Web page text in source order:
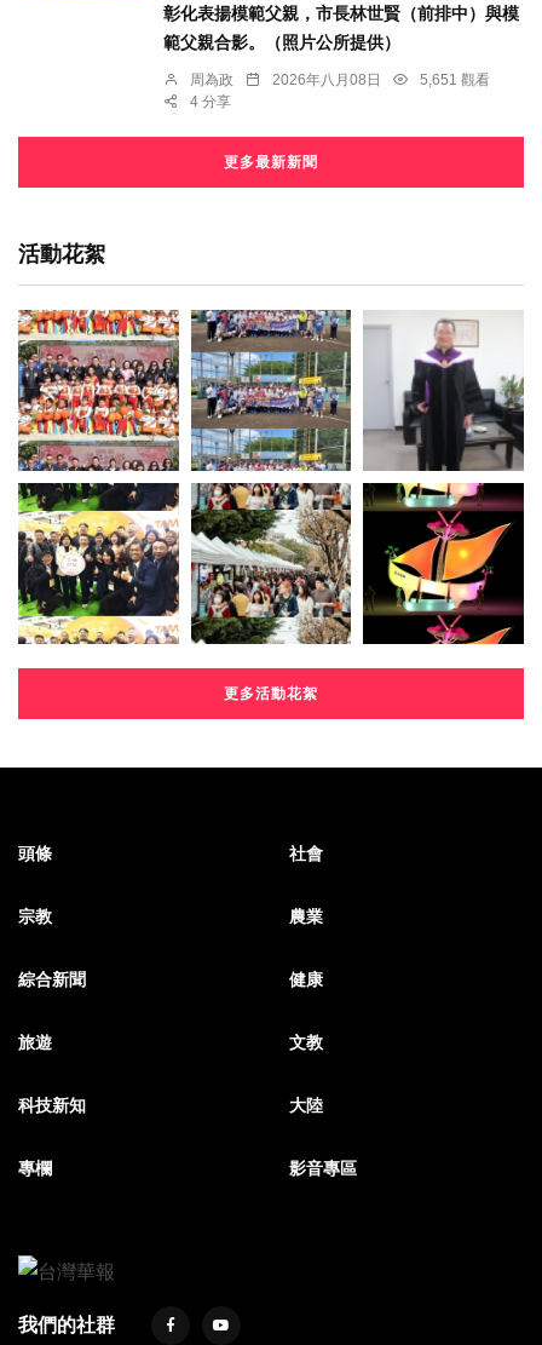
彰化表揚模範父親，市長林世賢（前排中）與模
範父親合影。（照片公所提供）
周為政 2026年八月08日
5,651 觀看
4 分享
更多最新新聞
活動花絮
更多活動花絮
頭條 社會
宗教 農業
綜合新聞 健康
旅遊 文教
科技新知 大陸
專欄 影音專區
我們的社群